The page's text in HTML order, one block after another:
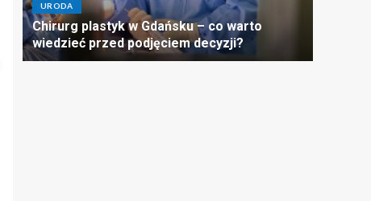
URODA
Chirurg plastyk w Gdańsku – co warto
wiedzieć przed podjęciem decyzji?